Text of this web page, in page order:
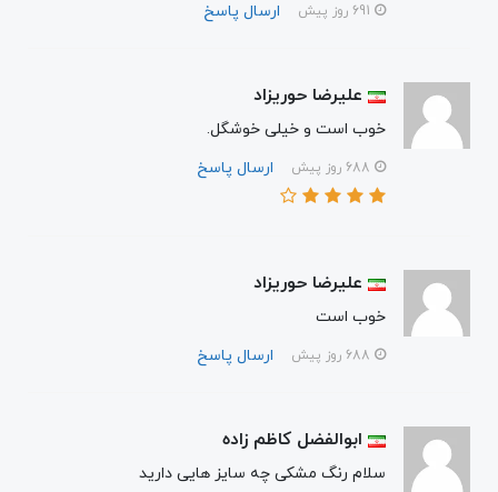
ارسال پاسخ
علیرضا حوریزاد
خوب است و خیلی خوشگل.
ارسال پاسخ
علیرضا حوریزاد
خوب است
ارسال پاسخ
ابوالفضل کاظم زاده
سلام رنگ مشکی چه سایز هایی دارید